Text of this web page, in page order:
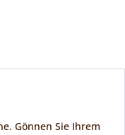
Gönnen Sie Ihrem